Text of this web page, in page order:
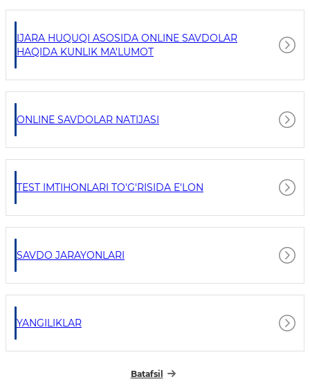
IJARA HUQUQI ASOSIDA ONLINE SAVDOLAR
HAQIDA KUNLIK MA'LUMOT
ONLINE SAVDOLAR NATIJASI
TEST IMTIHONLARI TO'G'RISIDA E'LON
SAVDO JARAYONLARI
YANGILIKLAR
Batafsil